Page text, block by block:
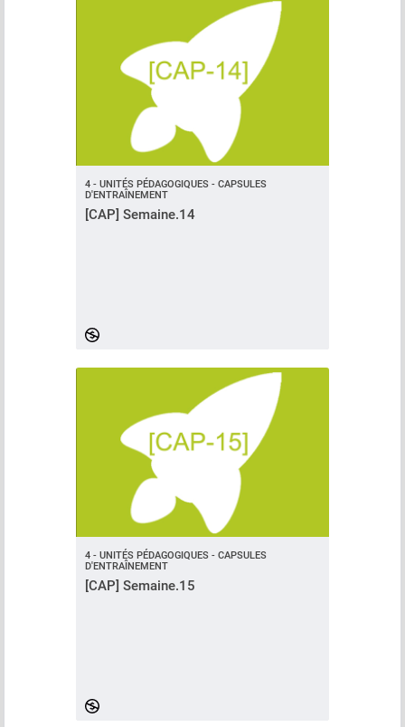
4 - UNITÉS PÉDAGOGIQUES - CAPSULES
D'ENTRAÎNEMENT
[CAP] Semaine.14
4 - UNITÉS PÉDAGOGIQUES - CAPSULES
D'ENTRAÎNEMENT
[CAP] Semaine.15